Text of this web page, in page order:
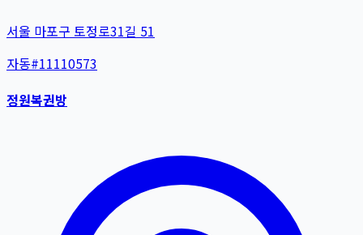
서울 마포구 토정로31길 51
자동#11110573
정원복권방